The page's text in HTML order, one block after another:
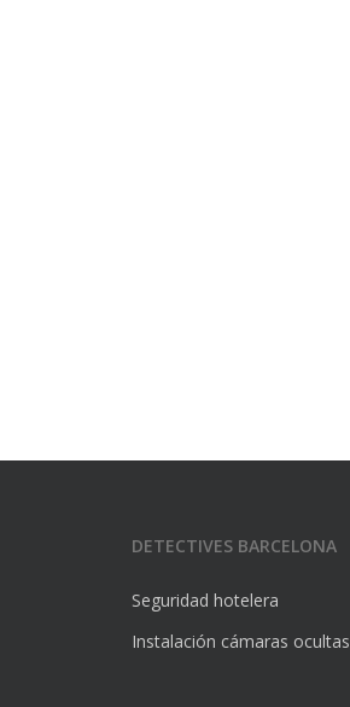
DETECTIVES BARCELONA
Seguridad hotelera
Instalación cámaras ocultas